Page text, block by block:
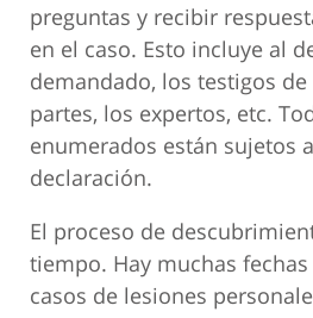
preguntas y recibir
en el caso. Esto incluye al
demandado, los testigos
partes, los expertos, etc.
enumerados están sujetos
declaración.
El proceso de
tiempo. Hay muchas
casos de lesiones